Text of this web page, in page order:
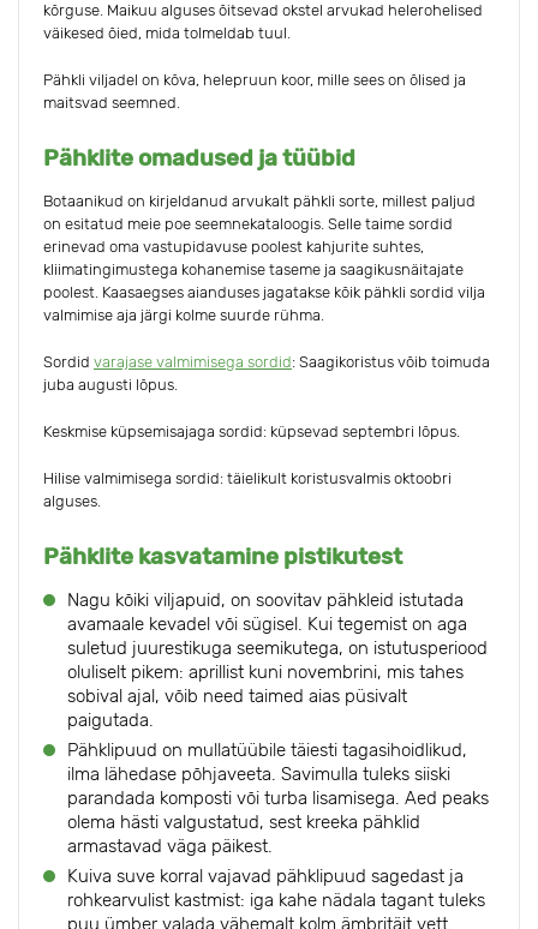
kõrguse. Maikuu alguses õitsevad okstel arvukad helerohelised
väikesed õied, mida tolmeldab tuul.
Pähkli viljadel on kõva, helepruun koor, mille sees on õlised ja
maitsvad seemned.
Pähklite omadused ja tüübid
Botaanikud on kirjeldanud arvukalt pähkli sorte, millest paljud
on esitatud meie poe seemnekataloogis. Selle taime sordid
erinevad oma vastupidavuse poolest kahjurite suhtes,
kliimatingimustega kohanemise taseme ja saagikusnäitajate
poolest. Kaasaegses aianduses jagatakse kõik pähkli sordid vilja
valmimise aja järgi kolme suurde rühma.
Sordid varajase valmimisega sordid: Saagikoristus võib toimuda
juba augusti lõpus.
Keskmise küpsemisajaga sordid: küpsevad septembri lõpus.
Hilise valmimisega sordid: täielikult koristusvalmis oktoobri
alguses.
Pähklite kasvatamine pistikutest
Nagu kõiki viljapuid, on soovitav pähkleid istutada
avamaale kevadel või sügisel. Kui tegemist on aga
suletud juurestikuga seemikutega, on istutusperiood
oluliselt pikem: aprillist kuni novembrini, mis tahes
sobival ajal, võib need taimed aias püsivalt
paigutada.
Pähklipuud on mullatüübile täiesti tagasihoidlikud,
ilma lähedase põhjaveeta. Savimulla tuleks siiski
parandada komposti või turba lisamisega. Aed peaks
olema hästi valgustatud, sest kreeka pähklid
armastavad väga päikest.
Kuiva suve korral vajavad pähklipuud sagedast ja
rohkearvulist kastmist: iga kahe nädala tagant tuleks
puu ümber valada vähemalt kolm ämbritäit vett.